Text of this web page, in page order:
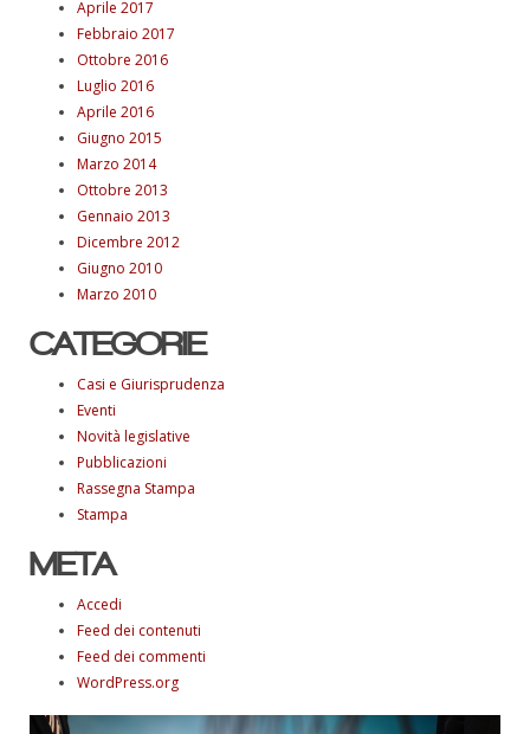
Aprile 2017
Febbraio 2017
Ottobre 2016
Luglio 2016
Aprile 2016
Giugno 2015
Marzo 2014
Ottobre 2013
Gennaio 2013
Dicembre 2012
Giugno 2010
Marzo 2010
CATEGORIE
Casi e Giurisprudenza
Eventi
Novità legislative
Pubblicazioni
Rassegna Stampa
Stampa
META
Accedi
Feed dei contenuti
Feed dei commenti
WordPress.org